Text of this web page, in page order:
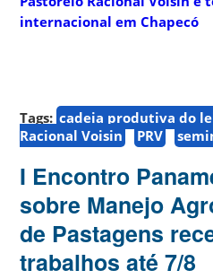
internacional em Chapecó
Tags: cadeia produtiva do
Racional Voisin
PRV
I Encontro
sobre Manejo
de Pastagens
trabalhos até 7/8